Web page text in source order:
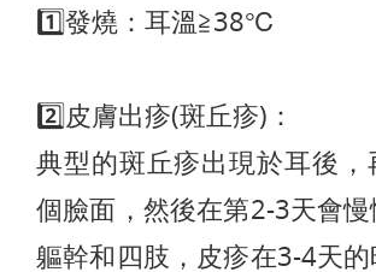
1️⃣發燒：耳溫≧38℃
2️⃣皮膚出疹(斑丘疹)：
典型的斑丘疹出現於耳後，
個臉面，然後在第2-3天會
軀幹和四肢，皮疹在3-4天